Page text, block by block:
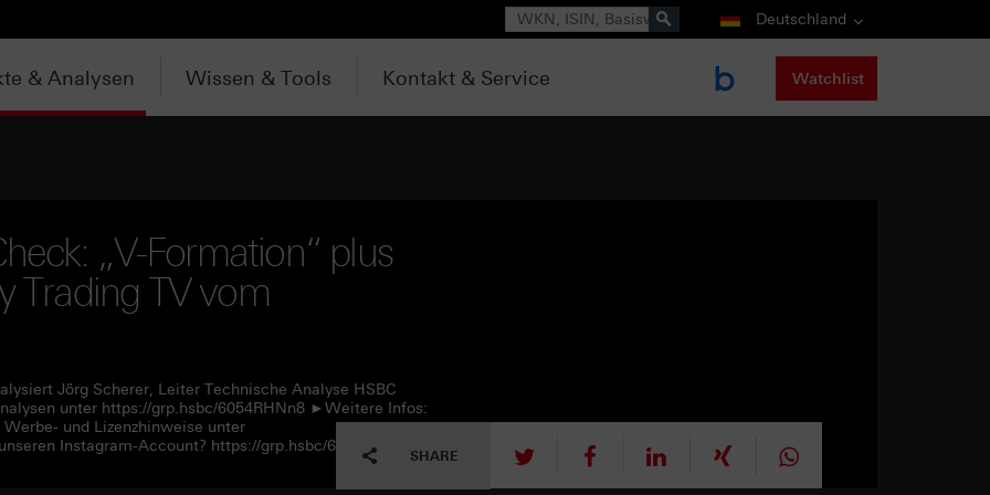
Suche Deutschland
& Analysen Wissen & Tools Kontakt & Service Watchlist
„V-Formation“ plus
Trading TV vom
Jörg Scherer, Leiter Technische Analyse HSBC
unter https://grp.hsbc/6054RHNn8 ►Weitere Infos:
und Lizenzhinweise unter
Instagram-Account? https://grp.hsbc/6057RHNn1
SHARE tweet mitteilen